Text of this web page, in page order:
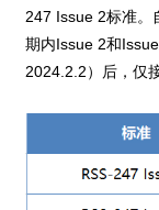
247 Issue 2标准。
期内Issue 2和
2024.2.2）后，仅